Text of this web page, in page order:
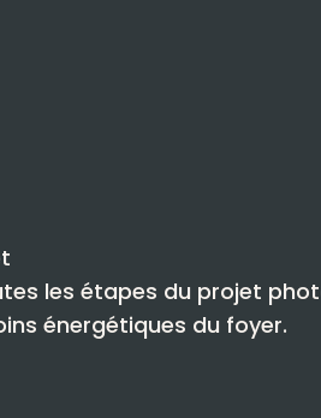
les étapes du projet
énergétiques du foyer.